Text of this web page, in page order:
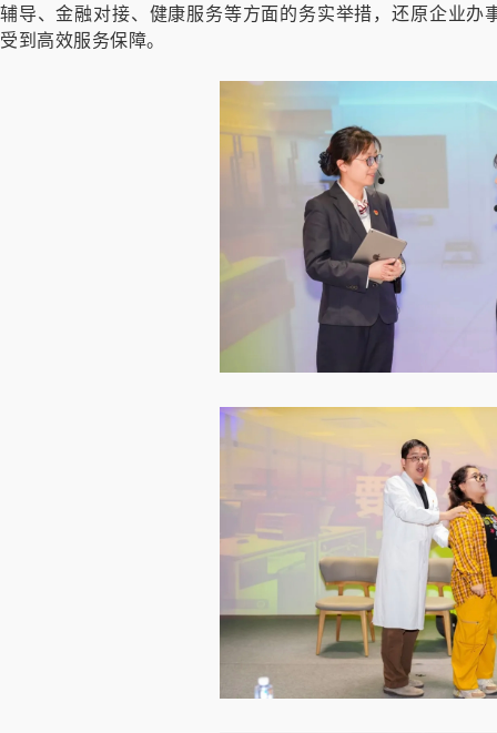
辅导、金融对接、健康服务等方面的务实举措，还原企业
受到高效服务保障。